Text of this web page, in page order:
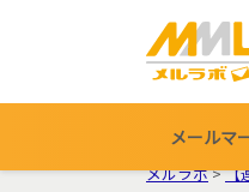
メールマ
メルラボ>【